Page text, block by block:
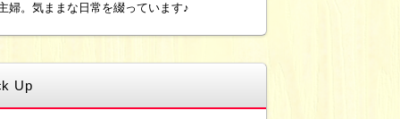
婦。気ままな日常を綴っています♪
Up